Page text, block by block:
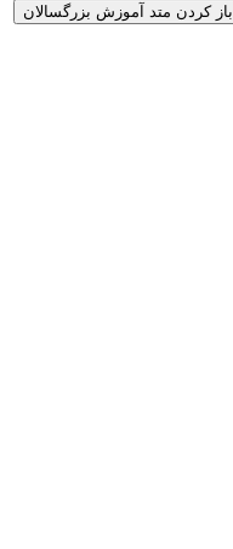
باز کردن متد آموزش بزرگسالان